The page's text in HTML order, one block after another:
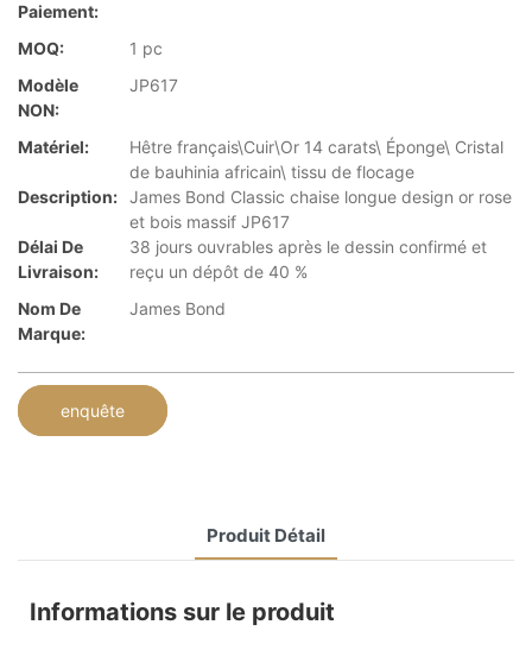
Paiement:
MOQ:
1 pc
Modèle
NON:
JP617
Matériel:
Hêtre français\Cuir\Or 14 carats\ Éponge\ Cristal
de bauhinia africain\ tissu de flocage
Description: James Bond Classic chaise longue design or rose
et bois massif JP617
Délai De
Livraison:
38 jours ouvrables après le dessin confirmé et
reçu un dépôt de 40 %
Nom De
Marque:
James Bond
enquête
Produit Détail
Informations sur le produit